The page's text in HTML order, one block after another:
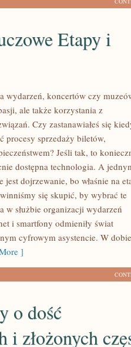
Etapy i
wydarzeń, koncertów czy
ale także korzystania z
Czy zastanawiałeś się
procesy sprzedaży biletów,
Jeśli tak, to
dostępna technologia. A
dojrzewanie, bo właśnie na
się skupić, by wybrać te
w służbie organizacji wydarzeń
i smartfony odmieniły świat
cyfrowym asystencie. W dobie
]
o dość
i złożonych